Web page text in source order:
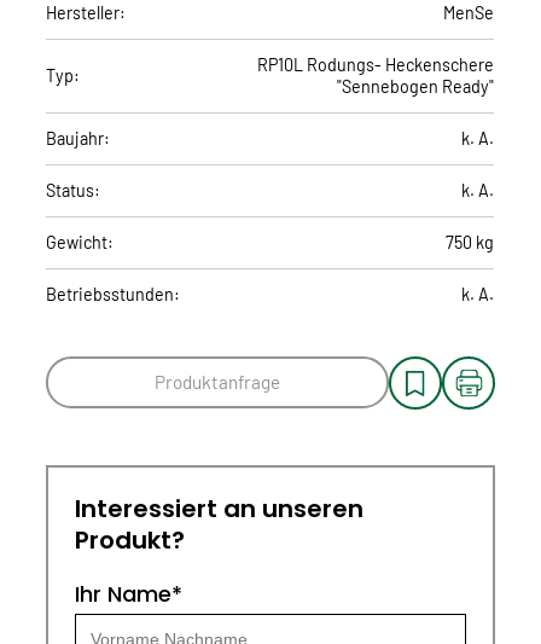
Hersteller: MenSe
Typ:
RP10L Rodungs- Heckenschere
"Sennebogen Ready"
Baujahr: k. A.
Status: k. A.
Gewicht: 750 kg
Betriebsstunden: k. A.
Produktanfrage
Interessiert an unseren
Produkt?
Ihr Name*